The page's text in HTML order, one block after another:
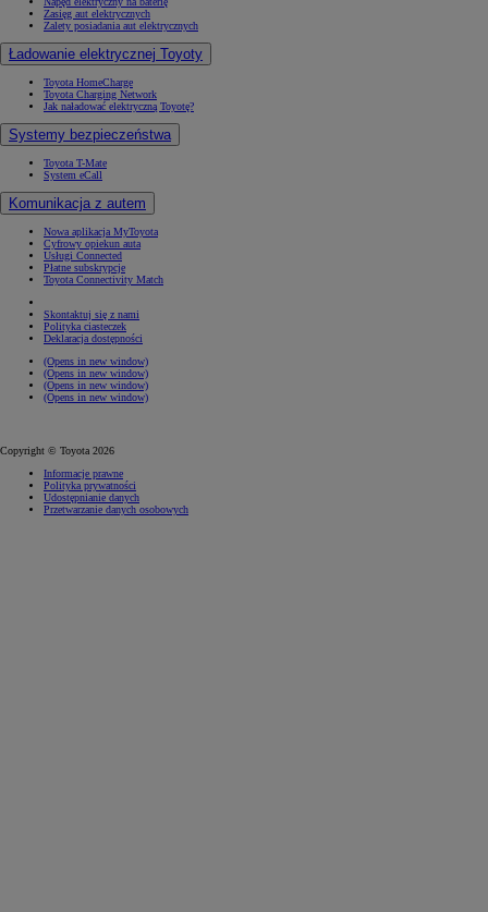
Zasięg aut elektrycznych
Zalety posiadania aut elektrycznych
Ładowanie elektrycznej Toyoty
Toyota HomeCharge
Toyota Charging Network
Jak naładować elektryczną Toyotę?
Systemy bezpieczeństwa
Toyota T-Mate
System eCall
Komunikacja z autem
Nowa aplikacja MyToyota
Cyfrowy opiekun auta
Usługi Connected
Płatne subskrypcje
Toyota Connectivity Match
Skontaktuj się z nami
Polityka ciasteczek
Deklaracja dostępności
(Opens in new window)
(Opens in new window)
(Opens in new window)
(Opens in new window)
Copyright © Toyota 2026
Informacje prawne
Polityka prywatności
Udostępnianie danych
Przetwarzanie danych osobowych